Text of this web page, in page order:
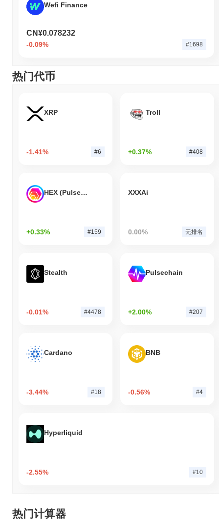
Wefi Finance
CN¥0.078232
-0.09% #1698
热门代币
XRP
-1.41% #6
Troll
+0.37% #408
HEX (Pulsechain)
+0.33% #159
XXXAi
0.00% 无排名
Stealth
-0.01% #4478
Pulsechain
+2.00% #207
Cardano
-3.44% #18
BNB
-0.56% #4
Hyperliquid
-2.55% #10
热门计算器